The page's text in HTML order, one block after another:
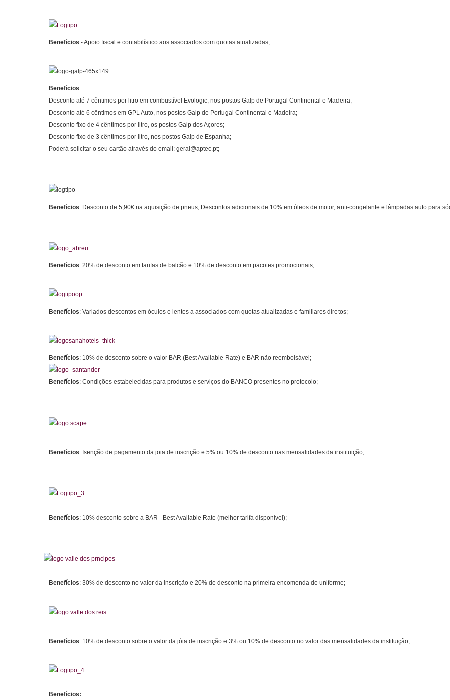
Benefícios - Apoio fiscal e contabilístico aos associados com quotas atualizadas;
Benefícios:
Desconto até 7 cêntimos por litro em combustível Evologic, nos postos Galp de Portugal Continental e Madeira;
Desconto até 6 cêntimos em GPL Auto, nos postos Galp de Portugal Continental e Madeira;
Desconto fixo de 4 cêntimos por litro, os postos Galp dos Açores;
Desconto fixo de 3 cêntimos por litro, nos postos Galp de Espanha;
Poderá solicitar o seu cartão através do email: geral@aptec.pt;
Benefícios: Desconto de 5,90€ na aquisição de pneus; Descontos adicionais de 10% em óleos de motor, anti-congelante e lâmpadas auto para
Benefícios: 20% de desconto em tarifas de balcão e 10% de desconto em pacotes promocionais;
Benefícios: Variados descontos em óculos e lentes a associados com quotas atualizadas e familiares diretos;
Benefícios: 10% de desconto sobre o valor BAR (Best Available Rate) e BAR não reembolsável;
Benefícios: Condições estabelecidas para produtos e serviços do BANCO presentes no protocolo;
Benefícios: Isenção de pagamento da joia de inscrição e 5% ou 10% de desconto nas mensalidades da instituição;
Benefícios: 10% desconto sobre a BAR - Best Available Rate (melhor tarifa disponível);
Benefícios: 30% de desconto no valor da inscrição e 20% de desconto na primeira encomenda de uniforme;
Benefícios: 10% de desconto sobre o valor da jóia de inscrição e 3% ou 10% de desconto no valor das mensalidades da instituição;
Benefícios: